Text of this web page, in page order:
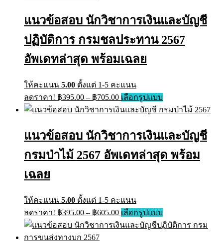
แนวข้อสอบ นักวิชาการเงินและบัญชี
ปฏิบัติการ กรมชลประทาน 2567
อัพเดทล่าสุด พร้อมเฉลย
ให้คะแนน 5.00 ตั้งแต่ 1-5 คะแนน
ลดราคา! ฿395.00 – ฿705.00Price
range:
฿395.00
฿705.00
เลือกรูปแบบThis
product
has
variants.
The
options
may
page
แนวข้อสอบ นักวิชาการเงินและบัญชี
กรมป่าไม้ 2567 อัพเดทล่าสุด พร้อม
เฉลย
ให้คะแนน 5.00 ตั้งแต่ 1-5 คะแนน
ลดราคา! ฿395.00 – ฿605.00Price
range:
฿395.00
เลือกรูปแบบThis
product
has